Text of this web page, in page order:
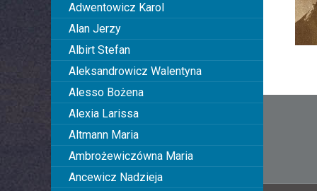
Adwentowicz Karol
Alan Jerzy
Albirt Stefan
Aleksandrowicz Walentyna
Alesso Bożena
Alexia Larissa
Altmann Maria
Ambrożewiczówna Maria
Ancewicz Nadzieja
wpisu